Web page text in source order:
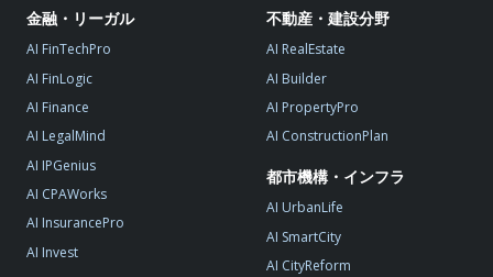
金融・リーガル
AI FinTechPro
AI FinLogic
AI Finance
AI LegalMind
AI IPGenius
AI CPAWorks
AI InsurancePro
AI Invest
不動産・建設分野
AI RealEstate
AI Builder
AI PropertyPro
AI ConstructionPlan
都市機構・インフラ
AI UrbanLife
AI SmartCity
AI CityReform